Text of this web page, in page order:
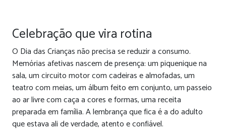
Celebração que vira rotina
O Dia das Crianças não precisa se reduzir a consumo.
Memórias afetivas nascem de presença: um piquenique na
sala, um circuito motor com cadeiras e almofadas, um
teatro com meias, um álbum feito em conjunto, um passeio
ao ar livre com caça a cores e formas, uma receita
preparada em família. A lembrança que fica é a do adulto
que estava ali de verdade, atento e confiável.